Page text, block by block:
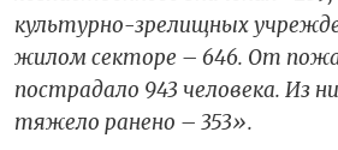
культурно-зрелищных
жилом секторе – 646. От
пострадало 943 человека. Из
тяжело ранено – 353».